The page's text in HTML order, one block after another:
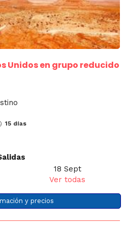
Unidos en grupo reducido
15 días
18 Sept
Ver todas
y precios